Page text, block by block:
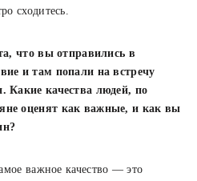
сходитесь.
что вы отправились в
и там попали на встречу
Какие качества людей, по
оценят как важные, и как вы
важное качество — это